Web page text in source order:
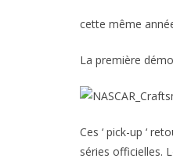
cette même
La première
Ces ‘ pick-up ‘
séries officielles.